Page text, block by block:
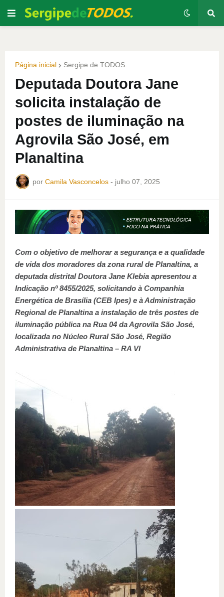
Página inicial Sergipe de TODOS.
Deputada Doutora Jane
solicita instalação de
postes de iluminação na
Agrovila São José, em
Planaltina
por Camila Vasconcelos - julho 07, 2025
Com o objetivo de melhorar a segurança e a qualidade
de vida dos moradores da zona rural de Planaltina, a
deputada distrital Doutora Jane Klebia apresentou a
Indicação nº 8455/2025, solicitando à Companhia
Energética de Brasília (CEB Ipes) e à Administração
Regional de Planaltina a instalação de três postes de
iluminação pública na Rua 04 da Agrovila São José,
localizada no Núcleo Rural São José, Região
Administrativa de Planaltina – RA VI